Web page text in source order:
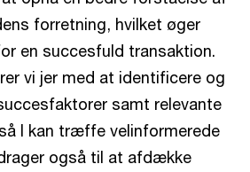
forretning, hvilket øger
en succesfuld transaktion.
vi jer med at identificere og
samt relevante
I kan træffe velinformerede
også til at afdække